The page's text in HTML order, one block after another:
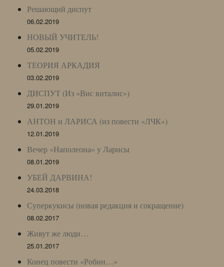
Решающий диспут
06.02.2019
НОВЫЙ УЧИТЕЛЬ!
05.02.2019
ТЕОРИЯ АРКАДИЯ
03.02.2019
ДИСПУТ (Из «Вис виталис»)
29.01.2019
АНТОН и ЛАРИСА (из повести «ЛЧК»)
12.01.2019
Вечер «Наполеона» у Ларисы
08.01.2019
УБЕЙ ДАРВИНА!
24.03.2018
Суперкукисы (новая редакция и сокращение)
08.02.2017
Живут же люди…
25.01.2017
Конец повести «Робин…»